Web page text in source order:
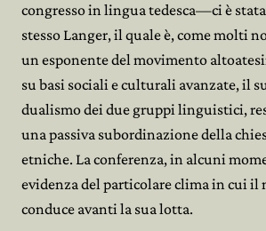
congresso in lingua tedesca—ci è
stesso Langer, il quale è, come molti
un esponente del movimento
su basi sociali e culturali avanzate, il
dualismo dei due gruppi linguistici,
una passiva subordinazione della
etniche. La conferenza, in alcuni
evidenza del particolare clima in cui il
conduce avanti la sua lotta.